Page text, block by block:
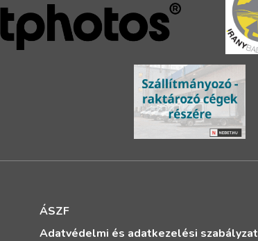
ÁSZF
Adatvédelmi és adatkezelési szabályzat